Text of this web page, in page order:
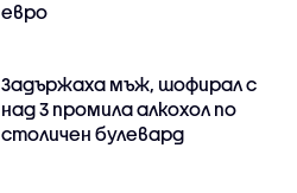
евро
Задържаха мъж, шофирал с
над 3 промила алкохол по
столичен булевард